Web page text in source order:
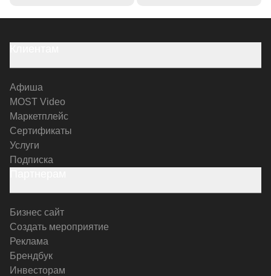
Афиша
MOST Video
Маркетплейс
Сертификаты
Услуги
Подписка
Бизнес сайт
Создать мероприятие
Реклама
Брендбук
Инвесторам